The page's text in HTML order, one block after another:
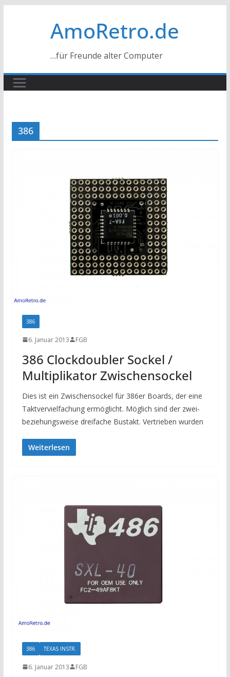
AmoRetro.de
…für Freunde alter Computer
386
386
6. Januar 2013 FGB
386 Clockdoubler Sockel /
Multiplikator Zwischensockel
Dies ist ein Zwischensockel für 386er Boards, der eine
Taktvervielfachung ermöglicht. Möglich sind der zwei-
beziehungsweise dreifache Bustakt. Vertrieben wurden
Weiterlesen
386 TEXAS INSTR.
6. Januar 2013 FGB